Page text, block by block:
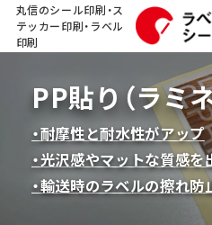
丸信のシール印刷・ス
テッカー印刷・ラベル
印刷
PP貼り（ラミ
・耐摩性と耐水性がアップ
・光沢感やマットな質感
・輸送時のラベルの擦れ防